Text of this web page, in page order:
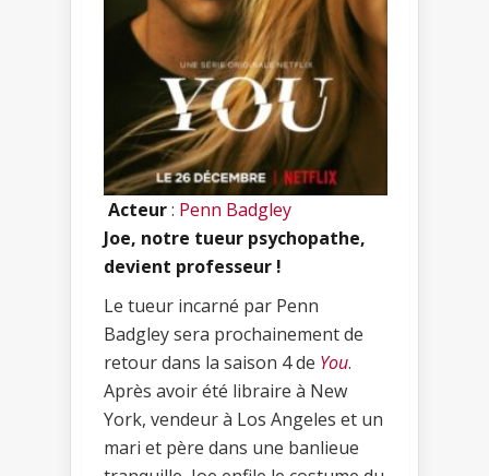
Acteur: Penn Badgley
Joe, notre tueur psychopathe,
devient professeur !
Le tueur incarné par Penn
Badgley sera prochainement de
retour dans la saison 4 de You.
Après avoir été libraire à New
York, vendeur à Los Angeles et un
mari et père dans une banlieue